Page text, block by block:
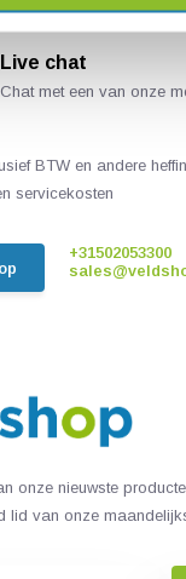
Live chat
Chat met een van onze
BTW en andere
servicekosten
+31502053300
onze nieuwste
lid van onze